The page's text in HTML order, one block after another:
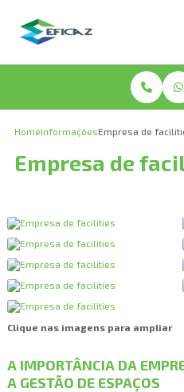
HomeInformaçõesEmpresa de
Empresa de
Clique nas imagens para ampliar
A IMPORTÂNCIA DA
A GESTÃO DE ESPAÇOS